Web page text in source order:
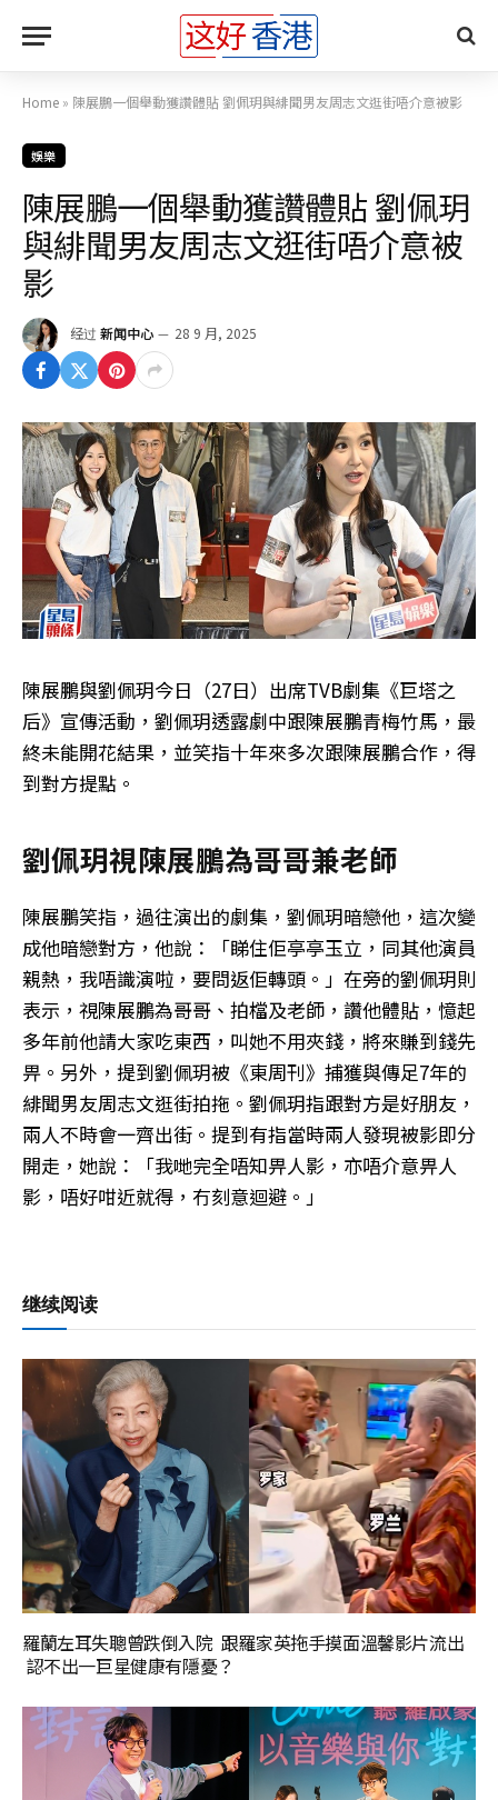
Home » 陳展鵬一個舉動獲讚體貼 劉佩玥與緋聞男友周志文逛街唔介意被影
娛樂
陳展鵬一個舉動獲讚體貼 劉佩玥
與緋聞男友周志文逛街唔介意被
影
经过 新闻中心 28 9 月, 2025
陳展鵬與劉佩玥今日（27日）出席TVB劇集《巨塔之
后》宣傳活動，劉佩玥透露劇中跟陳展鵬青梅竹馬，最
終未能開花結果，並笑指十年來多次跟陳展鵬合作，得
到對方提點。
劉佩玥視陳展鵬為哥哥兼老師
陳展鵬笑指，過往演出的劇集，劉佩玥暗戀他，這次變
成他暗戀對方，他說：「睇住佢亭亭玉立，同其他演員
親熱，我唔識演啦，要問返佢轉頭。」在旁的劉佩玥則
表示，視陳展鵬為哥哥、拍檔及老師，讚他體貼，憶起
多年前他請大家吃東西，叫她不用夾錢，將來賺到錢先
畀。另外，提到劉佩玥被《東周刊》捕獲與傳足7年的
緋聞男友周志文逛街拍拖。劉佩玥指跟對方是好朋友，
兩人不時會一齊出街。提到有指當時兩人發現被影即分
開走，她說：「我哋完全唔知畀人影，亦唔介意畀人
影，唔好咁近就得，冇刻意迴避。」
继续阅读
羅蘭左耳失聰曾跌倒入院 跟羅家英拖手摸面溫馨影片流出
認不出一巨星健康有隱憂？